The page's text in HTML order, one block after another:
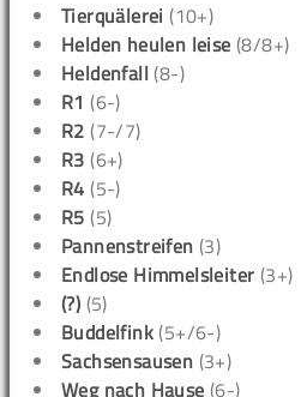
Tierquälerei (10+)
Helden heulen leise (8/8+)
Heldenfall (8-)
R1 (6-)
R2 (7-/7)
R3 (6+)
R4 (5-)
R5 (5)
Pannenstreifen (3)
Endlose Himmelsleiter (3+)
(?) (5)
Buddelfink (5+/6-)
Sachsensausen (3+)
Weg nach Hause (6-)